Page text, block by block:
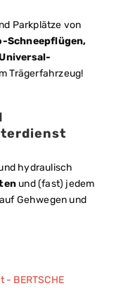
Parkplätze von
Schneepflügen,
Trägerfahrzeug!
hydraulisch
und (fast) jedem
Gehwegen und